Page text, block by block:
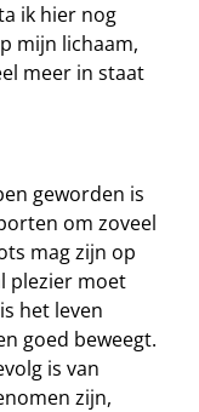
ik hier nog
mijn lichaam,
meer in staat
geworden is
om zoveel
mag zijn op
plezier moet
het leven
goed beweegt.
is van
zijn,